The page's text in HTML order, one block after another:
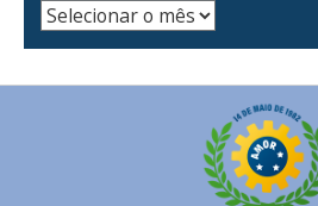
Arquivo